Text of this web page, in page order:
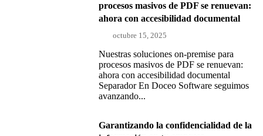
procesos masivos de PDF se renuevan:
ahora con accesibilidad documental
octubre 15, 2025
Nuestras soluciones on-premise para
procesos masivos de PDF se renuevan:
ahora con accesibilidad documental
Separador En Doceo Software seguimos
avanzando...
Garantizando la confidencialidad de la